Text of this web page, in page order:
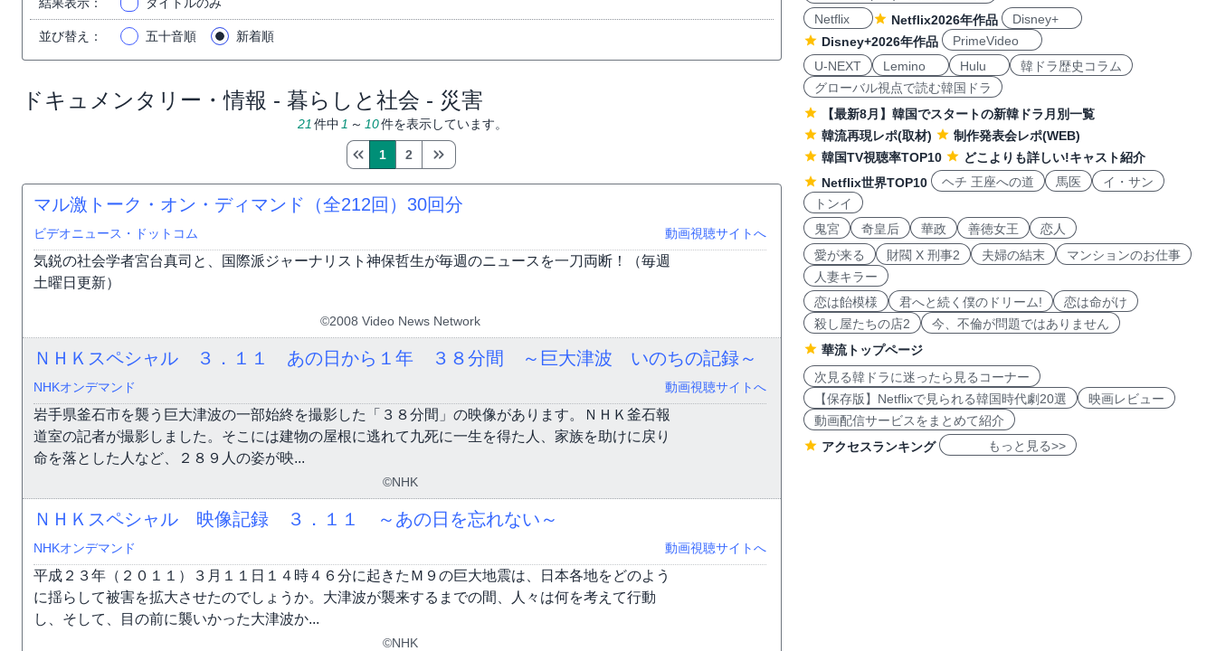
並び替え ： 五十音順 新着順
ドキュメンタリー・情報 - 暮らしと社会 - 災害
21 件中 1 ～ 10件を表示しています。
1 2
マル激トーク・オン・ディマンド（全212回） 30回分
ビデオニュース・ドットコム 動画視聴サイトへ
気鋭の社会学者宮台真司と、国際派ジャーナリスト神保哲生が毎週のニュースを一刀両断！（毎週
土曜日更新）
©2008 Video News Network
ＮＨＫスペシャル ３．１１ あの日から１年 ３８分間 ～巨大津波 いのちの記録～
NHKオンデマンド 動画視聴サイトへ
岩手県釜石市を襲う巨大津波の一部始終を撮影した「３８分間」の映像があります。ＮＨＫ釜石報
道室の記者が撮影しました。そこには建物の屋根に逃れて九死に一生を得た人、家族を助けに戻り
命を落とした人など、２８９人の姿が映...
©NHK
ＮＨＫスペシャル 映像記録 ３．１１ ～あの日を忘れない～
NHKオンデマンド 動画視聴サイトへ
平成２３年（２０１１）３月１１日１４時４６分に起きたＭ９の巨大地震は、日本各地をどのよう
に揺らして被害を拡大させたのでしょうか。大津波が襲来するまでの間、人々は何を考えて行動
し、そして、目の前に襲いかった大津波か...
©NHK
Netflix
Netflix2026年作品
Disney+
Disney+2026年作品
PrimeVideo
U-NEXT
Lemino Hulu
韓ドラ歴史コラム
グローバル視点で読む韓国ドラ
【最新8月】韓国でスタートの新韓ドラ月別一覧
韓流再現レポ(取材)
制作発表会レポ(WEB)
韓国TV視聴率TOP10
どこよりも詳しい!キャスト紹介
Netflix世界TOP10
ヘチ 王座への道 馬医
イ・サン
トンイ
鬼宮
奇皇后 華政 善徳女王
恋人
愛が来る
財閥 X 刑事2 夫婦の結末
マンションのお仕事
人妻キラー
恋は飴模様
君へと続く僕のドリーム!
恋は命がけ
殺し屋たちの店2
今、不倫が問題ではありません
華流トップページ
次見る韓ドラに迷ったら見るコーナー
【保存版】Netflixで見られる韓国時代劇20選
映画レビュー
動画配信サービスをまとめて紹介
アクセスランキング
もっと見る>>